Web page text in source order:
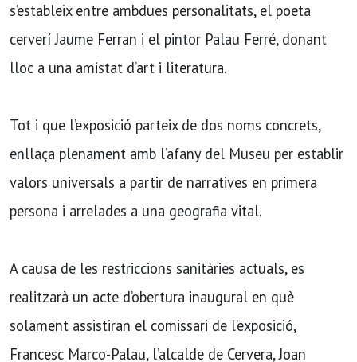
s’estableix entre ambdues personalitats, el poeta
cerverí Jaume Ferran i el pintor Palau Ferré, donant
lloc a una amistat d’art i literatura.
Tot i que l’exposició parteix de dos noms concrets,
enllaça plenament amb l’afany del Museu per establir
valors universals a partir de narratives en primera
persona i arrelades a una geografia vital.
A causa de les restriccions sanitàries actuals, es
realitzarà un acte d’obertura inaugural en què
solament assistiran el comissari de l’exposició,
Francesc Marco-Palau, l’alcalde de Cervera, Joan